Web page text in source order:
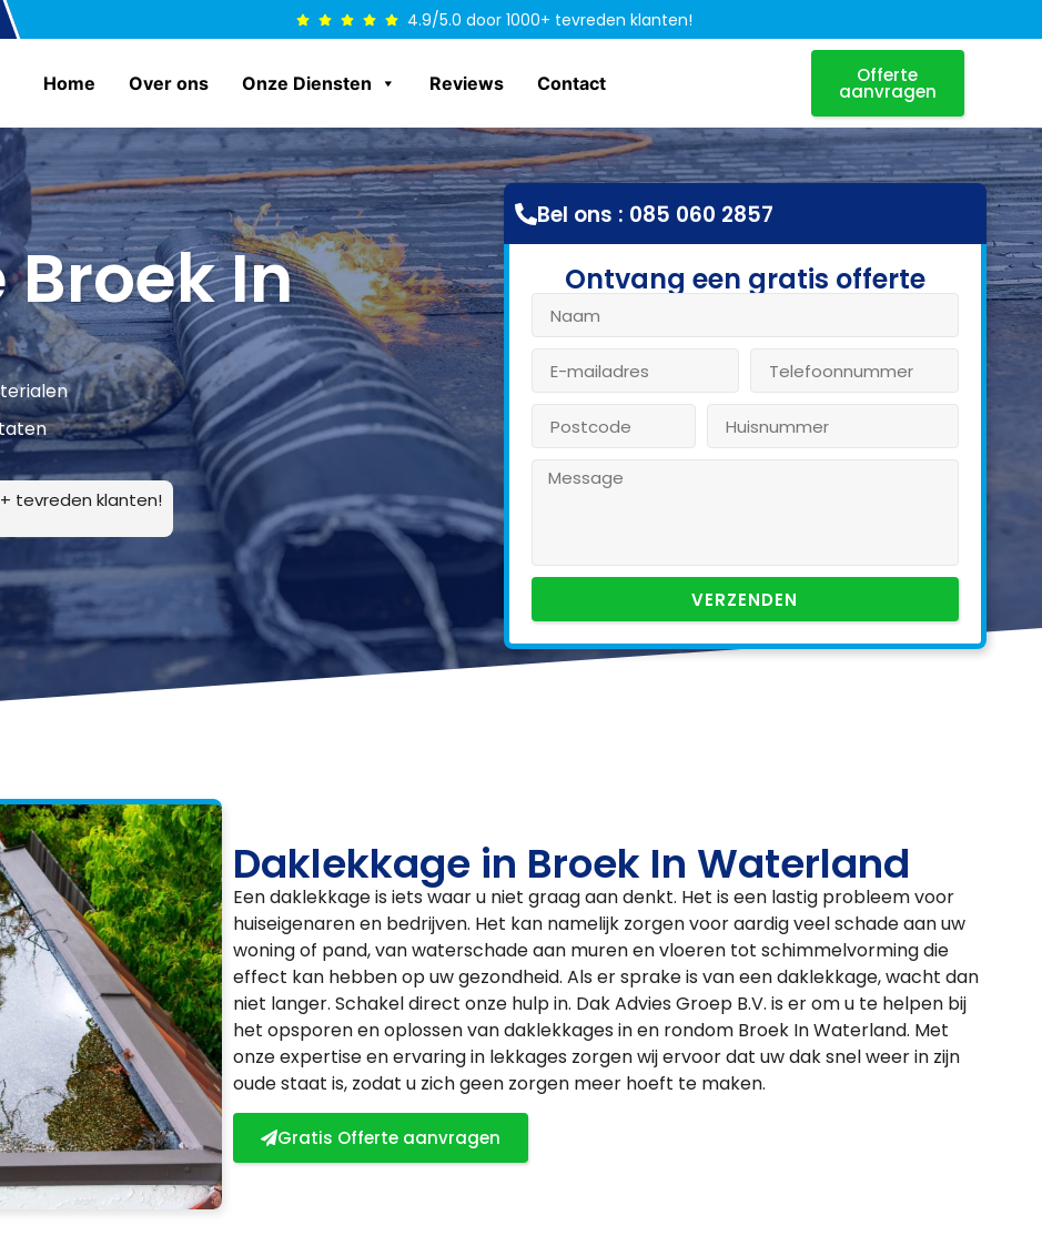
4.9/5.0 door 1000+ tevreden klanten!
Home Over ons Onze Diensten Reviews Contact Offerte
aanvragen
In
tevreden klanten!
Bel ons : 085 060 2857
Ontvang een gratis offerte
VERZENDEN
Daklekkage in Broek In Waterland
Een daklekkage is iets waar u niet graag aan denkt. Het is een lastig probleem voor
huiseigenaren en bedrijven. Het kan namelijk zorgen voor aardig veel schade aan uw
woning of pand, van waterschade aan muren en vloeren tot schimmelvorming die
effect kan hebben op uw gezondheid. Als er sprake is van een daklekkage, wacht dan
niet langer. Schakel direct onze hulp in. Dak Advies Groep B.V. is er om u te helpen bij
het opsporen en oplossen van daklekkages in en rondom Broek In Waterland. Met
onze expertise en ervaring in lekkages zorgen wij ervoor dat uw dak snel weer in zijn
oude staat is, zodat u zich geen zorgen meer hoeft te maken.
Gratis Offerte aanvragen